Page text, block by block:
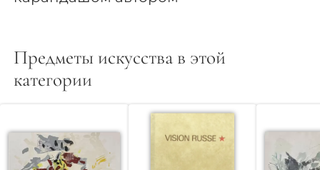
Предметы искусства в этой
категории